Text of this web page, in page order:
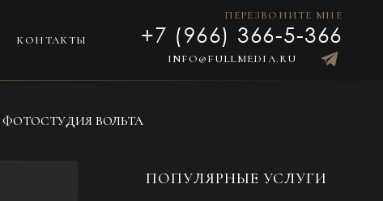
КОНТАКТЫ
ПЕРЕЗВОНИТЕ МНЕ
+7 (966) 366-5-366
INFO@FULLMEDIA.RU
ФОТОСТУДИЯ ВОЛЬТА
ПОПУЛЯРНЫЕ УСЛУГИ